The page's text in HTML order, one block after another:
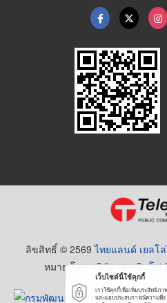
ลิขสิทธิ์ © 2569ไทยแลนด์ เยลโล่
หมาย โดยบริษัท เทเลอินโฟ
เว็บไซต์นี้ใช้คุกกี้
เราใช้คุกกี้เพื่อเพิ่มประสิทธิภาพ
และมอบประสบการณ์ความพึง